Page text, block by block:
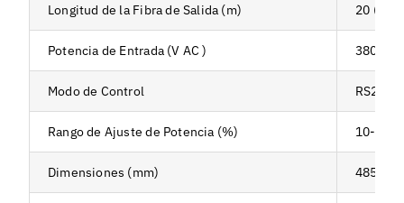
Longitud de la Fibra de Salida (m) 20
Potencia de Entrada (V AC )
Modo de Control RS232,
Rango de Ajuste de Potencia (%) 10-100
Dimensiones (mm)